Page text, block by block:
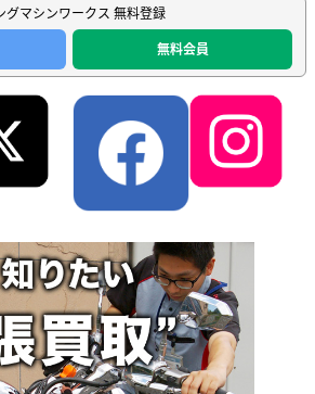
グマシンワークス 無料登録
無料会員